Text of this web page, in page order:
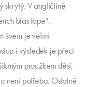
skrytý. V angličtině
bias tape".
švem je velmi
i výsledek je přeci
proužkem děsí,
není potřeba. Ostatně